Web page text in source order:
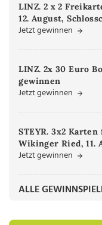
LINZ. 2 x 2
12. August,
Jetzt gewinnen
LINZ. 2x 30 Euro
gewinnen
Jetzt gewinnen
STEYR. 3x2
Wikinger Ried, 11.
Jetzt gewinnen
ALLE